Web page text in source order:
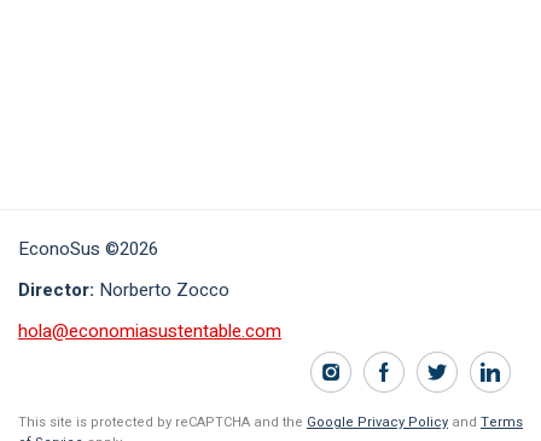
EconoSus ©2026
Director: Norberto Zocco
hola@economiasustentable.com
This site is protected by reCAPTCHA and the Google Privacy Policy and Terms